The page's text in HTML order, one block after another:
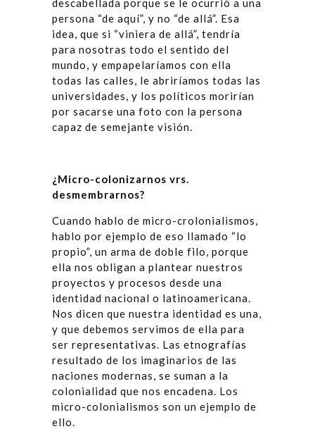
descabellada porque se le ocurrió a una
persona “de aquí”, y no “de allá”. Esa
idea, que si “viniera de allá”, tendría
para nosotras todo el sentido del
mundo, y empapelaríamos con ella
todas las calles, le abriríamos todas las
universidades, y los políticos morirían
por sacarse una foto con la persona
capaz de semejante visión.
¿Micro-colonizarnos vrs.
desmembrarnos?
Cuando hablo de micro-crolonialismos,
hablo por ejemplo de eso llamado “lo
propio”, un arma de doble filo, porque
ella nos obligan a plantear nuestros
proyectos y procesos desde una
identidad nacional o latinoamericana.
Nos dicen que nuestra identidad es una,
y que debemos servimos de ella para
ser representativas. Las etnografías
resultado de los imaginarios de las
naciones modernas, se suman a la
colonialidad que nos encadena. Los
micro-colonialismos son un ejemplo de
ello.